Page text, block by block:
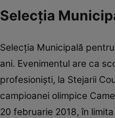
Selecţia
Selecţia Municipală
ani. Evenimentul are ca
profesionişti, la Stejarii
campioanei olimpice
20 februarie 2018, în